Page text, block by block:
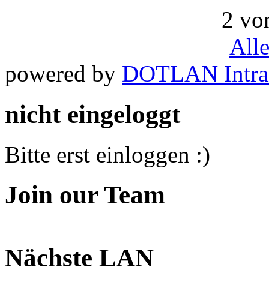
2
powered by DOTLAN
nicht eingeloggt
Bitte erst einloggen :)
Join our Team
Nächste LAN